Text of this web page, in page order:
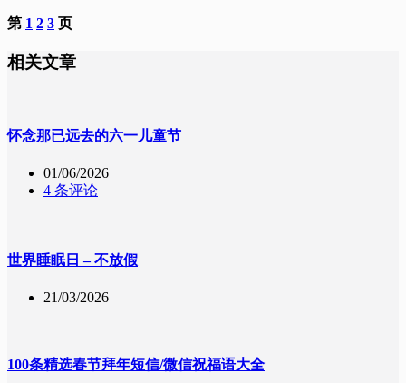
第 1 2 3 页
相关文章
怀念那已远去的六一儿童节
01/06/2026
4 条评论
世界睡眠日 – 不放假
21/03/2026
100条精选春节拜年短信/微信祝福语大全